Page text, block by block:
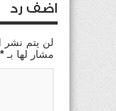
اضف رد
لن يتم نشر
مشار لها بـ *